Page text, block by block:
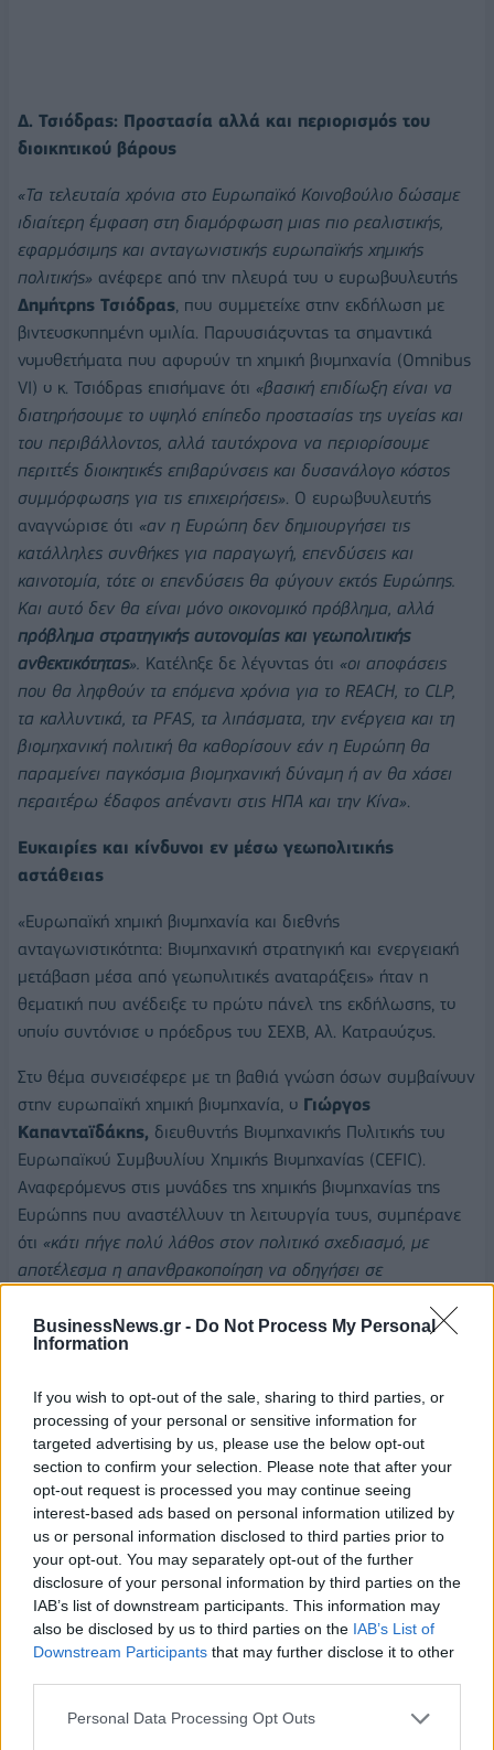
BusinessNews.gr - Do Not Process My Personal
Information
If you wish to opt-out of the sale, sharing to third parties, or
processing of your personal or sensitive information for
targeted advertising by us, please use the below opt-out
section to confirm your selection. Please note that after your
opt-out request is processed you may continue seeing
interest-based ads based on personal information utilized by
us or personal information disclosed to third parties prior to
your opt-out. You may separately opt-out of the further
disclosure of your personal information by third parties on the
IAB’s list of downstream participants. This information may
also be disclosed by us to third parties on the IAB’s List of
Downstream Participants that may further disclose it to other
Personal Data Processing Opt Outs
Δ. Τσιόδρας: Προστασία αλλά και περιορισμός του
διοικητικού βάρους
«Τα τελευταία χρόνια στο Ευρωπαϊκό Κοινοβούλιο δώσαμε
ιδιαίτερη έμφαση στη διαμόρφωση μιας πιο ρεαλιστικής,
εφαρμόσιμης και ανταγωνιστικής ευρωπαϊκής χημικής
πολιτικής» ανέφερε από την πλευρά του ο ευρωβουλευτής
Δημήτρης Τσιόδρας, που συμμετείχε στην εκδήλωση με
βιντεοσκοπημένη ομιλία. Παρουσιάζοντας τα σημαντικά
νομοθετήματα που αφορούν τη χημική βιομηχανία (Omnibus
VI) ο κ. Τσιόδρας επισήμανε ότι «βασική επιδίωξη είναι να
διατηρήσουμε το υψηλό επίπεδο προστασίας της υγείας και
του περιβάλλοντος, αλλά ταυτόχρονα να περιορίσουμε
περιττές διοικητικές επιβαρύνσεις και δυσανάλογο κόστος
συμμόρφωσης για τις επιχειρήσεις». Ο ευρωβουλευτής
αναγνώρισε ότι «αν η Ευρώπη δεν δημιουργήσει τις
κατάλληλες συνθήκες για παραγωγή, επενδύσεις και
καινοτομία, τότε οι επενδύσεις θα φύγουν εκτός Ευρώπης.
Και αυτό δεν θα είναι μόνο οικονομικό πρόβλημα, αλλά
πρόβλημα στρατηγικής αυτονομίας και γεωπολιτικής
ανθεκτικότητας». Κατέληξε δε λέγοντας ότι «οι αποφάσεις
που θα ληφθούν τα επόμενα χρόνια για το REACH, το CLP,
τα καλλυντικά, τα PFAS, τα λιπάσματα, την ενέργεια και τη
βιομηχανική πολιτική θα καθορίσουν εάν η Ευρώπη θα
παραμείνει παγκόσμια βιομηχανική δύναμη ή αν θα χάσει
περαιτέρω έδαφος απέναντι στις ΗΠΑ και την Κίνα».
Ευκαιρίες και κίνδυνοι εν μέσω γεωπολιτικής
αστάθειας
«Ευρωπαϊκή χημική βιομηχανία και διεθνής
ανταγωνιστικότητα: Βιομηχανική στρατηγική και ενεργειακή
μετάβαση μέσα από γεωπολιτικές αναταράξεις» ήταν η
θεματική που ανέδειξε το πρώτο πάνελ της εκδήλωσης, το
οποίο συντόνισε ο πρόεδρος του ΣΕΧΒ, Αλ. Κατραούζος.
Στο θέμα συνεισέφερε με τη βαθιά γνώση όσων συμβαίνουν
στην ευρωπαϊκή χημική βιομηχανία, ο Γιώργος
Καπανταϊδάκης, διευθυντής Βιομηχανικής Πολιτικής του
Ευρωπαϊκού Συμβουλίου Χημικής Βιομηχανίας (CEFIC).
Αναφερόμενος στις μονάδες της χημικής βιομηχανίας της
Ευρώπης που αναστέλλουν τη λειτουργία τους, συμπέρανε
ότι «κάτι πήγε πολύ λάθος στον πολιτικό σχεδιασμό, με
αποτέλεσμα η απανθρακοποίηση να οδηγήσει σε
θέσεις εργασίας, οι οποίες μαζί με τις συνδεδεμένες θέσεις
εργασίας ανέρχονται στις 110.000, ενώ ιδιαίτερα έχουν
Ην. Βασίλειο».Ο κ. Καπανταϊδάκης σημείωσε ότι έχουν
ληφθεί πρωτοβουλίες για να αντιστραφεί αυτό το αρνητικό
κλίμα, και ανέφερε χαρακτηριστικά τηνCritical Chemicals
Alliance (αποσκοπεί στη διατήρηση και εκσυγχρονισμό της
παραγωγής, στην αντιμετώπιση των προκλήσεων σε θέματα
εμπορίου και στη δημιουργία κινήτρων για την τόνωση της
αγοράς αλλά με χαρακτηριστικά βιωσιμότητας) και την
πρόταση κανονισμούThe Industrial Accelerator Act(με
στόχο την ενίσχυση της βιομηχανικής παραγωγής στην
Ευρώπη, την αύξηση των θέσεων εργασίας, καθώς και την
αύξηση του μεριδίου της μεταποίησης στην Ε.Ε. από το 14%
που είναι τώρα στο 20% το 2035).